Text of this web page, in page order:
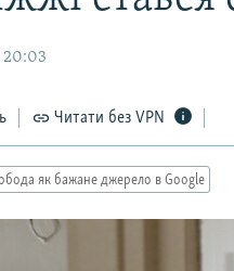
20:03
Читати без VPN
як бажане джерело в Google